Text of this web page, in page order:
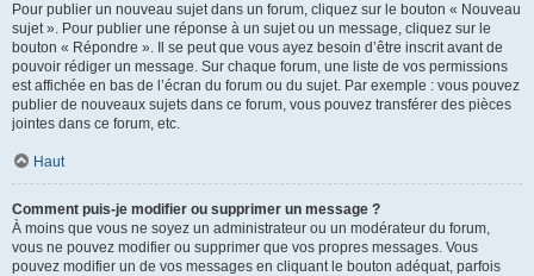
Pour publier un nouveau sujet dans un forum, cliquez sur le bouton « Nouveau
sujet ». Pour publier une réponse à un sujet ou un message, cliquez sur le
bouton « Répondre ». Il se peut que vous ayez besoin d’être inscrit avant de
pouvoir rédiger un message. Sur chaque forum, une liste de vos permissions
est affichée en bas de l’écran du forum ou du sujet. Par exemple : vous pouvez
publier de nouveaux sujets dans ce forum, vous pouvez transférer des pièces
jointes dans ce forum, etc.
Haut
Comment puis-je modifier ou supprimer un message ?
À moins que vous ne soyez un administrateur ou un modérateur du forum,
vous ne pouvez modifier ou supprimer que vos propres messages. Vous
pouvez modifier un de vos messages en cliquant le bouton adéquat, parfois